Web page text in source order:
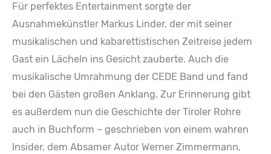
Für perfektes Entertainment sorgte der
Ausnahmekünstler Markus Linder, der mit seiner
musikalischen und kabarettistischen Zeitreise jedem
Gast ein Lächeln ins Gesicht zauberte. Auch die
musikalische Umrahmung der CEDE Band und fand
bei den Gästen großen Anklang. Zur Erinnerung gibt
es außerdem nun die Geschichte der Tiroler Rohre
auch in Buchform – geschrieben von einem wahren
Insider, dem Absamer Autor Werner Zimmermann,